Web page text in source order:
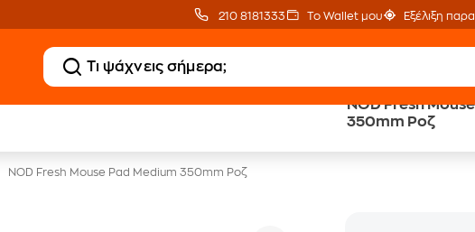
210 8181333 Το Wallet μου Εξέλιξη
NOD Fresh
350mm Ροζ
Public επιστροφή €
NOD Fresh Mouse Pad Medium 350mm Ροζ